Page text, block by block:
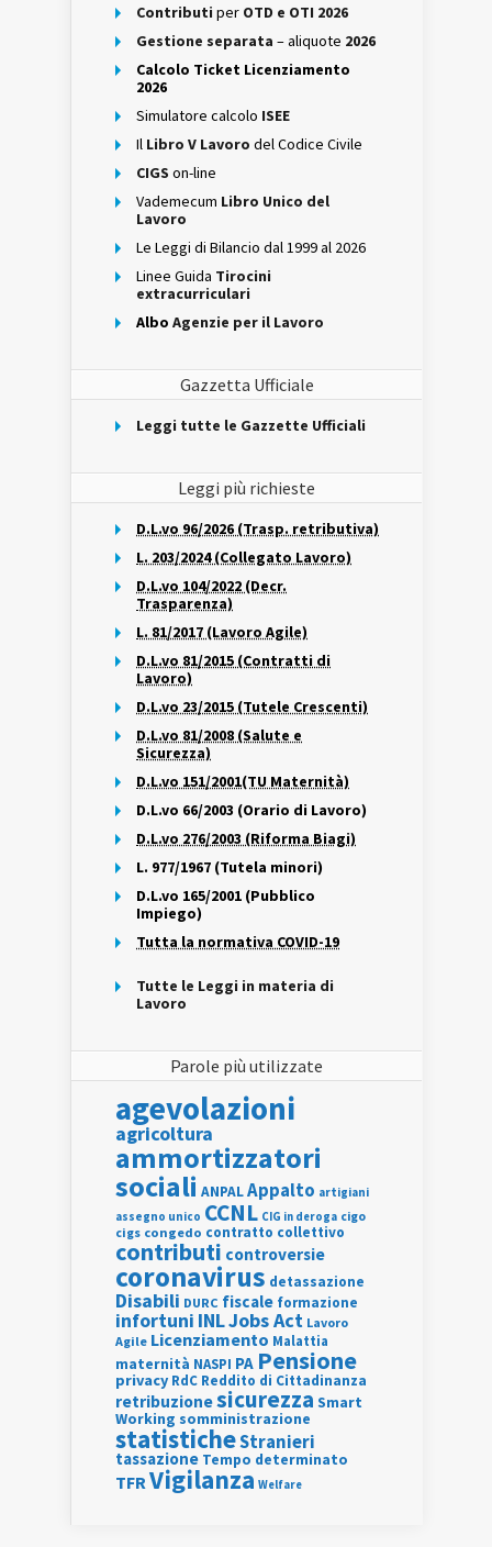
Contributi per OTD e OTI 2026
Gestione separata – aliquote 2026
Calcolo Ticket Licenziamento
2026
Simulatore calcolo ISEE
Il Libro V Lavoro del Codice Civile
CIGS on-line
Vademecum Libro Unico del
Lavoro
Le Leggi di Bilancio dal 1999 al 2026
Linee Guida Tirocini
extracurriculari
Albo Agenzie per il Lavoro
Gazzetta Ufficiale
Leggi tutte le Gazzette Ufficiali
Leggi più richieste
D.L.vo 96/2026 (Trasp. retributiva)
L. 203/2024 (Collegato Lavoro)
D.L.vo 104/2022 (Decr.
Trasparenza)
L. 81/2017 (Lavoro Agile)
D.L.vo 81/2015 (Contratti di
Lavoro)
D.L.vo 23/2015 (Tutele Crescenti)
D.L.vo 81/2008 (Salute e
Sicurezza)
D.L.vo 151/2001(TU Maternità)
D.L.vo 66/2003 (Orario di Lavoro)
D.L.vo 276/2003 (Riforma Biagi)
L. 977/1967 (Tutela minori)
D.L.vo 165/2001 (Pubblico
Impiego)
Tutta la normativa COVID-19
Tutte le Leggi in materia di
Lavoro
Parole più utilizzate
agevolazioni
agricoltura
ammortizzatori
sociali ANPALAppalto artigiani
assegno unico CCNL CIG in deroga cigo
cigs congedo contratto collettivo
contributi controversie
coronavirus detassazione
Disabili DURC fiscale formazione
infortuni INLJobs Act Lavoro
Agile Licenziamento Malattia
maternità NASPI PA Pensione
privacy RdC Reddito di Cittadinanza
retribuzionesicurezza Smart
Working somministrazione
statisticheStranieri
tassazione Tempo determinato
TFR Vigilanza Welfare